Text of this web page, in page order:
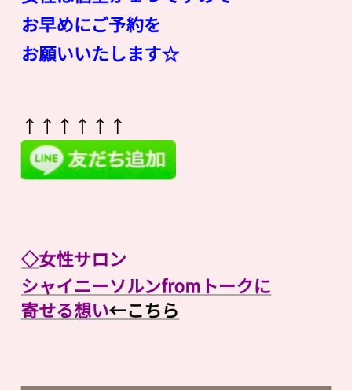
お早めにご予約を
お願いいたします☆
↑↑↑↑↑↑
◇女性サロン
シャイニーソルンfromトークに
寄せる想い←こちら